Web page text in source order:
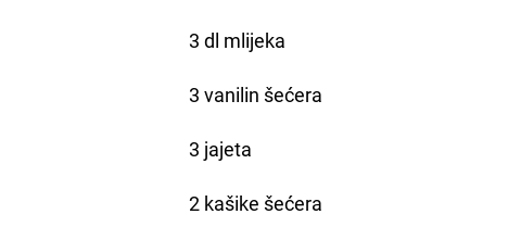
3 dl mlijeka
3 vanilin šećera
3 jajeta
2 kašike šećera